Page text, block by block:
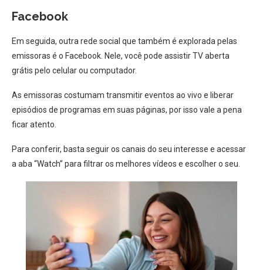
Facebook
Em seguida, outra rede social que também é explorada pelas
emissoras é o Facebook. Nele, você pode assistir TV aberta
grátis pelo celular ou computador.
As emissoras costumam transmitir eventos ao vivo e liberar
episódios de programas em suas páginas, por isso vale a pena
ficar atento.
Para conferir, basta seguir os canais do seu interesse e acessar
a aba “Watch” para filtrar os melhores vídeos e escolher o seu.